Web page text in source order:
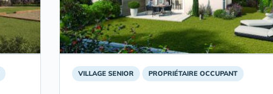
VILLAGE SENIOR PROPRIÉTAIRE OCCUPANT